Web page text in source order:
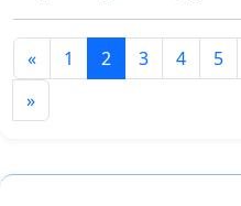
« 1 2 3 4 5
»